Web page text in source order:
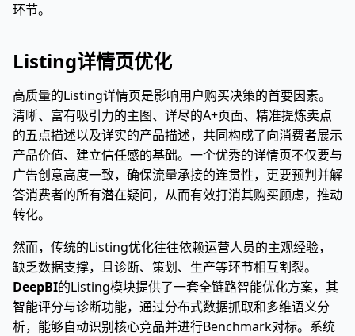
环节。
Listing详情页优化
高质量的Listing详情页是影响用户购买决策的首要因素。
清晰、富有吸引力的主图、详尽的A+页面、精准提炼卖点
的五点描述以及详实的产品描述，共同构成了向消费者展示
产品价值、建立信任感的基础。一个优秀的详情页不仅要与
广告创意高度一致，确保流量承接的连贯性，更要预判并解
答消费者的所有潜在疑问，从而有效打消其购买顾虑，推动
转化。
然而，传统的Listing优化往往依赖运营人员的主观经验，
缺乏数据支撑，且诊断、策划、生产等环节相互割裂。
DeepBI的Listing模块提供了一套全链路智能优化方案，其
智能评分与诊断功能，通过分布式数据抓取和多维语义分
析，能够自动识别核心竞品并进行Benchmark对标。系统